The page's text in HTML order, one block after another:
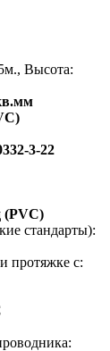
Высота:
3-22
(PVC)
стандарты):
протяжке с: